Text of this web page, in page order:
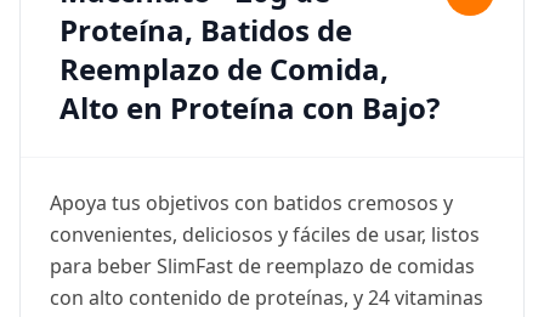
Proteína, Batidos de
Reemplazo de Comida,
Alto en Proteína con Bajo?
Apoya tus objetivos con batidos cremosos y
convenientes, deliciosos y fáciles de usar, listos
para beber SlimFast de reemplazo de comidas
con alto contenido de proteínas, y 24 vitaminas